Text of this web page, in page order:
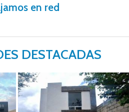
en red
DESTACADAS